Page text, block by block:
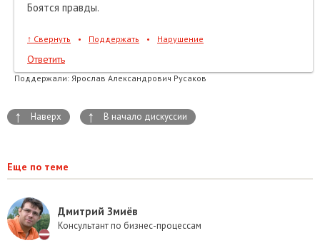
Боятся правды.
↑ Свернуть • Поддержать • Нарушение
Ответить
Поддержали: Ярослав Александрович Русаков
↑ Наверх ↑ В начало дискуссии
Еще по теме
Дмитрий Змиёв
Консультант по бизнес-процессам